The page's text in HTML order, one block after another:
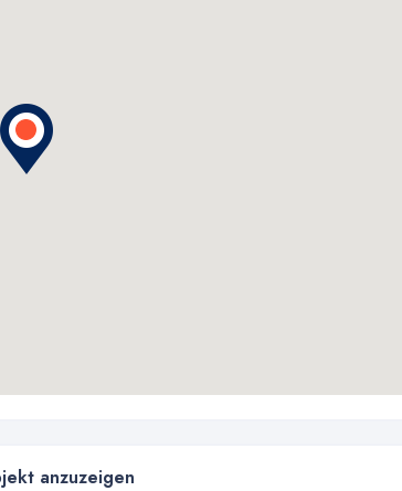
anzuzeigen